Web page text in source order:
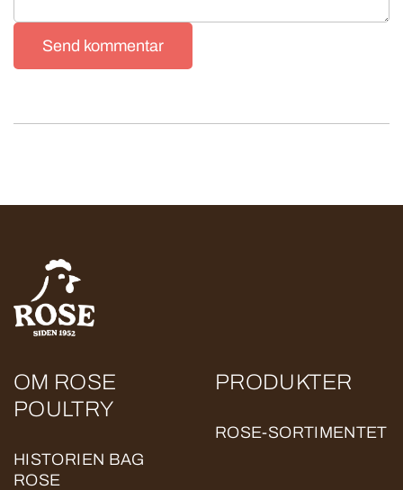
Send kommentar
OM ROSE
POULTRY
HISTORIEN BAG
ROSE
PRODUKTER
ROSE-SORTIMENTET